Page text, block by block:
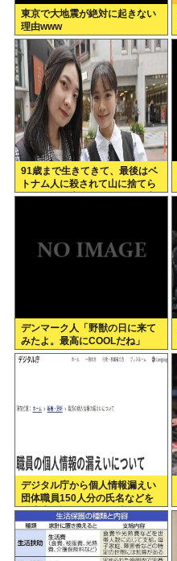
東京で大地震が絶対に起きない
理由www
91歳まで生きてきて、最後はベ
トナム人に殺されて山に捨てら
れるって日本終わってんだろ高
デンマーク人「野獣の日に来て
みたよ。最高にCOOLだね」
デジタル庁から個人情報漏えい
団体職員150人分の氏名などを
他省庁へ誤送付、第三者に転送
なし